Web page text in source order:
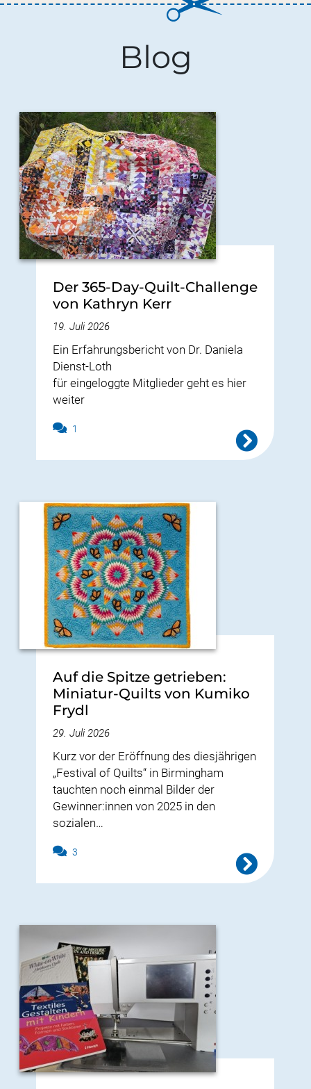
Blog
Der 365-Day-Quilt-Challenge
von Kathryn Kerr
19. Juli 2026
Ein Erfahrungsbericht von Dr. Daniela
Dienst-Loth
für eingeloggte Mitglieder geht es hier
weiter
1
Auf die Spitze getrieben:
Miniatur-Quilts von Kumiko
Frydl
29. Juli 2026
Kurz vor der Eröffnung des diesjährigen
„Festival of Quilts“ in Birmingham
tauchten noch einmal Bilder der
Gewinner:innen von 2025 in den
sozialen…
3